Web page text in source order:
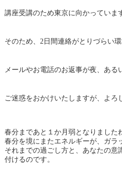
講座受講のため東京に向かっていま
そのため、2日間連絡がとりづらい環
メールやお電話のお返事が夜、ある
ご迷惑をおかけいたしますが、よろ
春分まであと１か月弱となりました
春分を境にまたエネルギーが、ガラ
それまでの過ごし方と、あなたの意
付けるのです。